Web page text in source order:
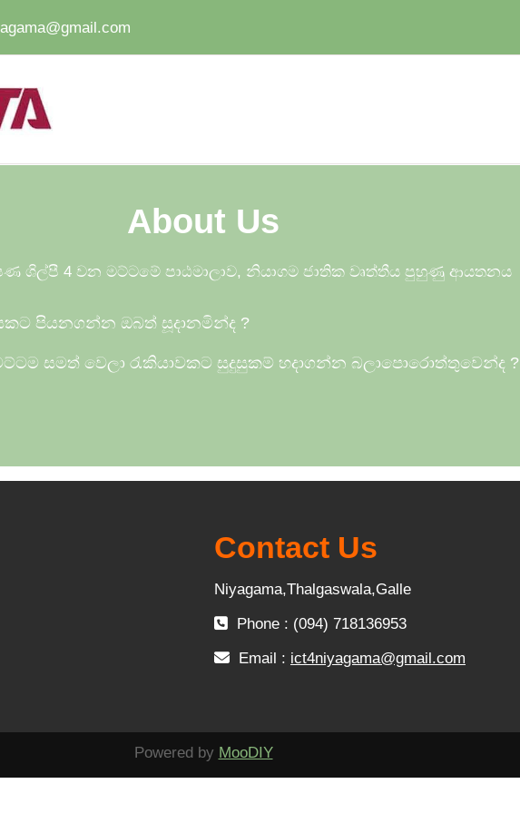
About Us
ශිල්පී 4 වන මට්ටමේ පාඨමාලාව, නියාගම ජාතික වෘත්තීය පුහුණු ආයතනය
පියනගන්න ඔබත් සූදානමින්ද ?
සමත් වෙලා රැකියාවකට සුදුසුකම් හදාගන්න බලාපොරොත්තුවෙන්ද ?
Contact Us
Niyagama,Thalgaswala,Galle
Phone : (094) 718136953
Email : ict4niyagama@gmail.com
Powered by MooDIY